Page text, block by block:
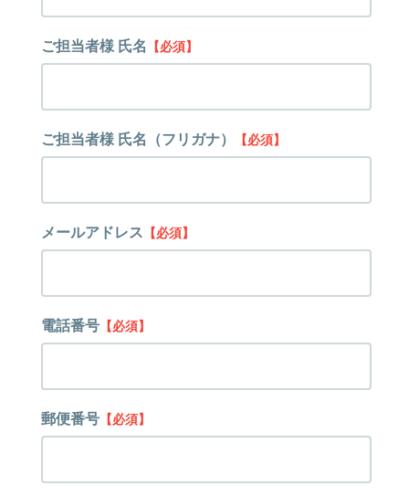
ご担当者様 氏名 【必須】
ご担当者様 氏名（フリガナ） 【必須】
メールアドレス 【必須】
電話番号【必須】
郵便番号【必須】